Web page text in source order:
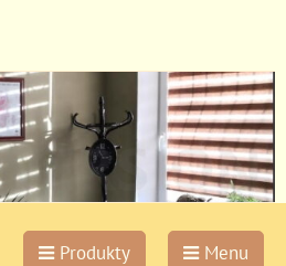
Produkty Menu